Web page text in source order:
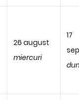
26 august
miercuri
17